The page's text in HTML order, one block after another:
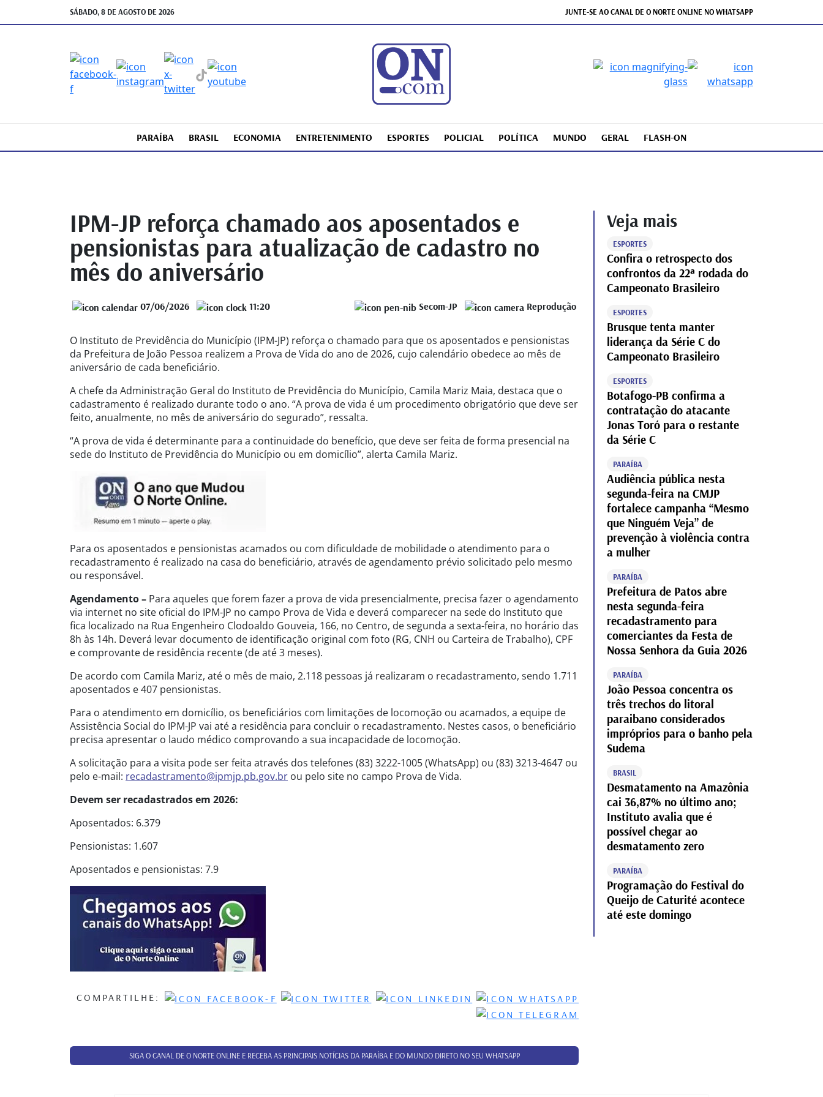
SÁBADO, 8 DE AGOSTO DE 2026 JUNTE-SE AO CANAL DE O NORTE ONLINE NO WHATSAPP
PARAÍBA BRASIL ECONOMIA ENTRETENIMENTO ESPORTES POLICIAL POLÍTICA MUNDO GERAL FLASH-ON
IPM-JP reforça chamado aos aposentados e
pensionistas para atualização de cadastro no
mês do aniversário
07/06/2026 11:20 Secom-JP Reprodução
O Instituto de Previdência do Município (IPM-JP) reforça o chamado para que os aposentados e pensionistas
da Prefeitura de João Pessoa realizem a Prova de Vida do ano de 2026, cujo calendário obedece ao mês de
aniversário de cada beneficiário.
A chefe da Administração Geral do Instituto de Previdência do Município, Camila Mariz Maia, destaca que o
cadastramento é realizado durante todo o ano. “A prova de vida é um procedimento obrigatório que deve ser
feito, anualmente, no mês de aniversário do segurado”, ressalta.
“A prova de vida é determinante para a continuidade do benefício, que deve ser feita de forma presencial na
sede do Instituto de Previdência do Município ou em domicílio”, alerta Camila Mariz.
Para os aposentados e pensionistas acamados ou com dificuldade de mobilidade o atendimento para o
recadastramento é realizado na casa do beneficiário, através de agendamento prévio solicitado pelo mesmo
ou responsável.
Agendamento – Para aqueles que forem fazer a prova de vida presencialmente, precisa fazer o agendamento
via internet no site oficial do IPM-JP no campo Prova de Vida e deverá comparecer na sede do Instituto que
fica localizado na Rua Engenheiro Clodoaldo Gouveia, 166, no Centro, de segunda a sexta-feira, no horário das
8h às 14h. Deverá levar documento de identificação original com foto (RG, CNH ou Carteira de Trabalho), CPF
e comprovante de residência recente (de até 3 meses).
De acordo com Camila Mariz, até o mês de maio, 2.118 pessoas já realizaram o recadastramento, sendo 1.711
aposentados e 407 pensionistas.
Para o atendimento em domicílio, os beneficiários com limitações de locomoção ou acamados, a equipe de
Assistência Social do IPM-JP vai até a residência para concluir o recadastramento. Nestes casos, o beneficiário
precisa apresentar o laudo médico comprovando a sua incapacidade de locomoção.
A solicitação para a visita pode ser feita através dos telefones (83) 3222-1005 (WhatsApp) ou (83) 3213-4647 ou
pelo e-mail: recadastramento@ipmjp.pb.gov.br ou pelo site no campo Prova de Vida.
Devem ser recadastrados em 2026:
Aposentados: 6.379
Pensionistas: 1.607
Aposentados e pensionistas: 7.9
COMPARTILHE:
SIGA O CANAL DE O NORTE ONLINE E RECEBA AS PRINCIPAIS NOTÍCIAS DA PARAÍBA E DO MUNDO DIRETO NO SEU WHATSAPP
Veja mais
ESPORTES
Confira o retrospecto dos
confrontos da 22ª rodada do
Campeonato Brasileiro
ESPORTES
Brusque tenta manter
liderança da Série C do
Campeonato Brasileiro
ESPORTES
Botafogo-PB confirma a
contratação do atacante
Jonas Toró para o restante
da Série C
PARAÍBA
Audiência pública nesta
segunda-feira na CMJP
fortalece campanha “Mesmo
que Ninguém Veja” de
prevenção à violência contra
a mulher
PARAÍBA
Prefeitura de Patos abre
nesta segunda-feira
recadastramento para
comerciantes da Festa de
Nossa Senhora da Guia 2026
PARAÍBA
João Pessoa concentra os
três trechos do litoral
paraibano considerados
impróprios para o banho pela
Sudema
BRASIL
Desmatamento na Amazônia
cai 36,87% no último ano;
Instituto avalia que é
possível chegar ao
desmatamento zero
PARAÍBA
Programação do Festival do
Queijo de Caturité acontece
até este domingo